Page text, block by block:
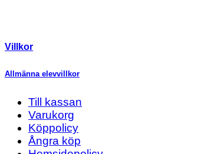
Villkor
Allmänna elevvillkor
Till kassan
Varukorg
Köppolicy
Ångra köp